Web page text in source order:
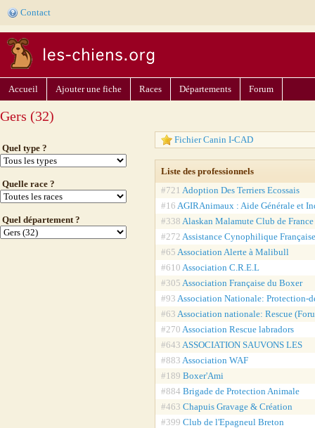
Contact
Accueil Ajouter une fiche Races Départements Forum
Gers (32)
Quel type ?
Quelle race ?
Quel département ?
Fichier Canin I-CAD
Liste des professionnels
#721 Adoption Des Terriers Ecossais
#16 AGIRAnimaux : Aide Générale et
#338 Alaskan Malamute Club de France
#272 Assistance Cynophilique
#65 Association Alerte à Malibull
#610 Association C.R.E.L
#305 Association Française du Boxer
#93 Association Nationale: Protection-
#63 Association nationale: Rescue
#270 Association Rescue labradors
#643 ASSOCIATION SAUVONS LES
#883 Association WAF
#189 Boxer'Ami
#884 Brigade de Protection Animale
#463 Chapuis Gravage & Création
#399 Club de l'Epagneul Breton